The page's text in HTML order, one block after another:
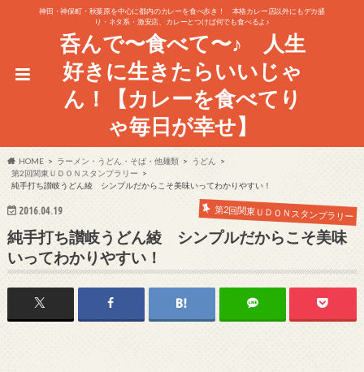
神田・神保町・秋葉原を中心に都内のカレーを食べ歩き！ 本格カレー店以外にもデカ盛
り・ネタ系・激安店、カレーとつけば何でも食べるよ♪
呑んで〜食べて〜♪ 人生
好きに生きたらいいじゃ
ん！【カレーを食べてり
ゃ毎日が幸せ】
HOME ラーメン・うどん・そば・他麺類
うどん
第2回関東ＵＤＯＮスタンプラリー
純手打ち讃岐うどん綾 シンプルだからこそ美味いってわかりやすい！
2016.04.19 第2回関東ＵＤＯＮスタンプラリー
純手打ち讃岐うどん綾 シンプルだからこそ美味
いってわかりやすい！